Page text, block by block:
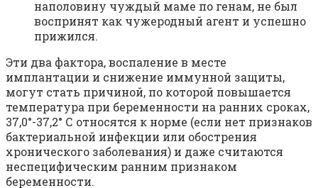
наполовину чуждый маме по генам, не был
воспринят как чужеродный агент и успешно
прижился.
Эти два фактора, воспаление в месте
имплантации и снижение иммунной защиты,
могут стать причиной, по которой повышается
температура при беременности на ранних сроках,
37,0°-37,2° С относятся к норме (если нет признаков
бактериальной инфекции или обострения
хронического заболевания) и даже считаются
неспецифическим ранним признаком
беременности.